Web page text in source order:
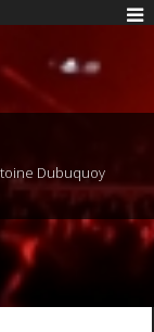
Dubuquoy